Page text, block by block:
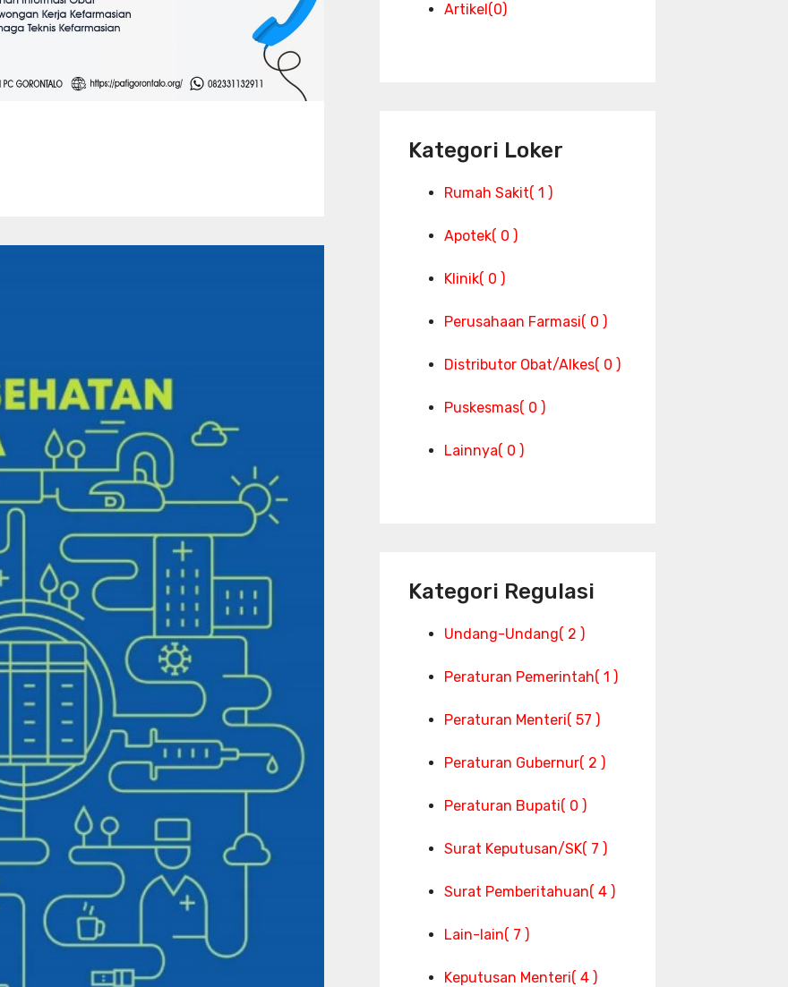
Artikel(0)
Kategori Loker
Rumah Sakit( 1 )
Apotek( 0 )
Klinik( 0 )
Perusahaan Farmasi( 0 )
Distributor Obat/Alkes( 0 )
Puskesmas( 0 )
Lainnya( 0 )
Kategori Regulasi
Undang-Undang( 2 )
Peraturan Pemerintah( 1 )
Peraturan Menteri( 57 )
Peraturan Gubernur( 2 )
Peraturan Bupati( 0 )
Surat Keputusan/SK( 7 )
Surat Pemberitahuan( 4 )
Lain-lain( 7 )
Keputusan Menteri( 4 )